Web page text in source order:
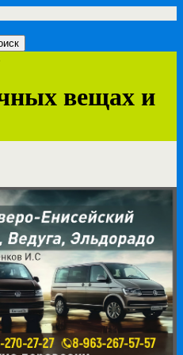
вещах и